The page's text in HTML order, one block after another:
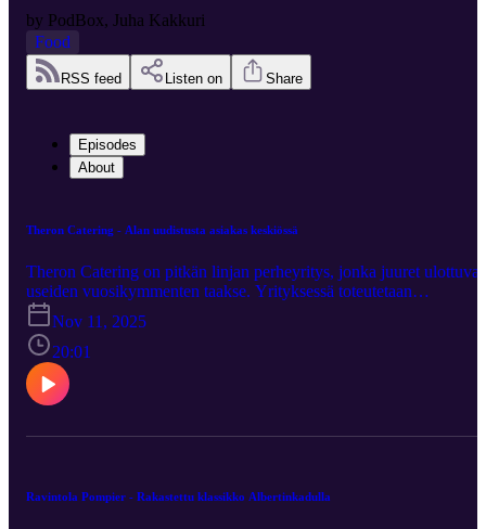
by PodBox, Juha Kakkuri
Food
RSS feed Listen on Share
Episodes
About
Theron Catering - Alan uudistusta asiakas keskiössä
Theron Catering on pitkän linjan perheyritys, jonka juuret ulottuvat
useiden vuosikymmenten taakse. Yrityksessä toteutetaan
sukupolvenvaihdosta, jonka myötä Timmy Blom ja Patrick Lorentz
nousevat yrityksen omistajiksi ja vastuunkantajiksi. Timmy vastaa
pääasiassa operatiivisesta toiminnasta ja keittiöstä, kun taas
roolina on liiketoiminnan kehittäminen ja asiakassuhteet.
Sukupolvenvaihdoksen, ruoan ja cateringalan lisäksi jaksossa
puhutaan mm. kaksikon tulevaisuuden suunnitelmista, joiden
Nov 11, 2025
20:01
Ravintola Pompier - Rakastettu klassikko Albertinkadulla